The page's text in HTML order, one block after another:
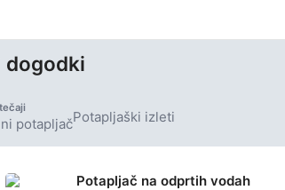
številne ribe.
dogodki
potapljačPotapljaški izleti
Potapljač na odprtih vodah